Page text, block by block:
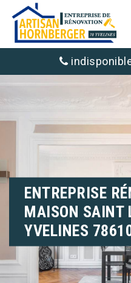
ENTREPRISE
MAISON SAINT
YVELINES